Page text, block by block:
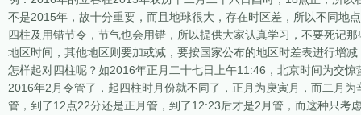
不是2015年，故十分重要，而且地球很大，存在时区差，所以不同地
四柱及用错节令，节气也会用错，所以提供大家认真学习，不要死记
地区时间，其他地区则要加或减，要按国家公布的地区时差表进行增
怎样起对四柱呢？如2016年正月二十七日上午11:46，北京时间为交
2016年2月令管了，起四柱时月份就不同了，正月为庚寅月，而二月
管，到了12点22分还是正月管，到了12:23后才是2月管，而这种只考